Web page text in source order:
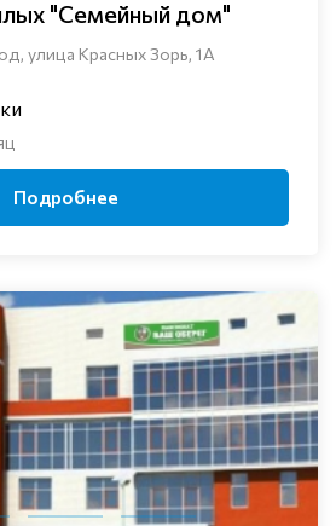
"Семейный дом"
улица Красных Зорь, 1А
Подробнее